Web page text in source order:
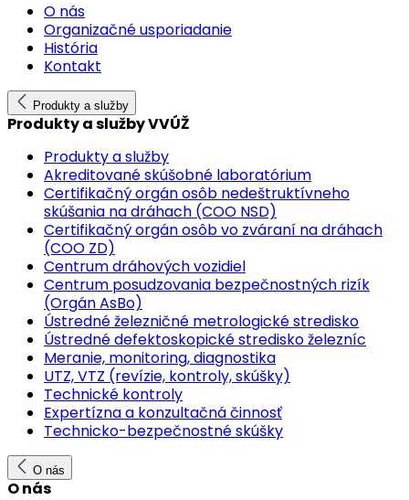
O nás
Organizačné usporiadanie
História
Kontakt
Produkty a služby
Produkty a služby VVÚŽ
Produkty a služby
Akreditované skúšobné laboratórium
Certifikačný orgán osôb nedeštruktívneho
skúšania na dráhach (COO NSD)
Certifikačný orgán osôb vo zváraní na dráhach
(COO ZD)
Centrum dráhových vozidiel
Centrum posudzovania bezpečnostných rizík
(Orgán AsBo)
Ústredné železničné metrologické stredisko
Ústredné defektoskopické stredisko železníc
Meranie, monitoring, diagnostika
UTZ, VTZ (revízie, kontroly, skúšky)
Technické kontroly
Expertízna a konzultačná činnosť
Technicko-bezpečnostné skúšky
O nás
O nás